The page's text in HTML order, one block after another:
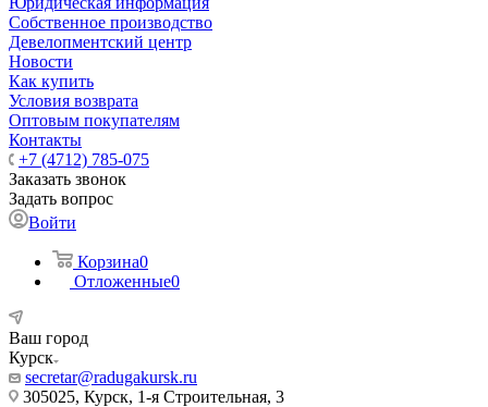
Собственное производство
Девелопментский центр
Новости
Как купить
Условия возврата
Оптовым покупателям
Контакты
+7 (4712) 785-075
Заказать звонок
Задать вопрос
Войти
Корзина0
Отложенные0
Ваш город
Курск
secretar@radugakursk.ru
305025, Курск, 1-я Строительная, 3